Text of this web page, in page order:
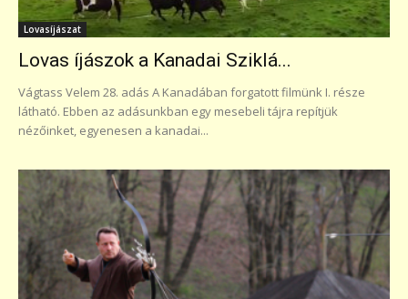
Lovasíjászat
Lovas íjászok a Kanadai Sziklá...
Vágtass Velem 28. adás A Kanadában forgatott filmünk I. része
látható. Ebben az adásunkban egy mesebeli tájra repítjük
nézőinket, egyenesen a kanadai...